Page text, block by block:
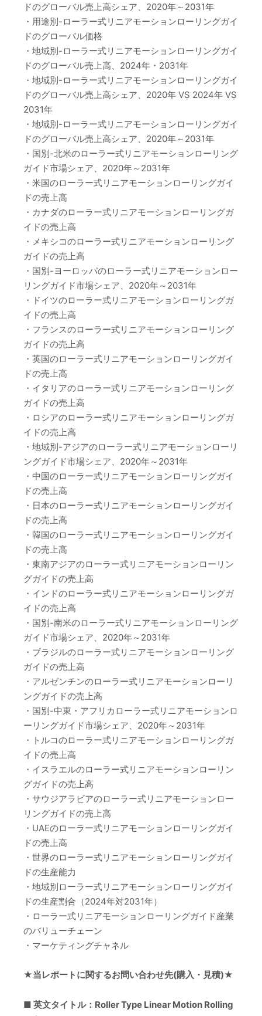
ドのグローバル売上高シェア、2020年～2031年
・用途別-ローラー式リニアモーションローリングガイ
ドのグローバル価格
・地域別-ローラー式リニアモーションローリングガイ
ドのグローバル売上高、2024年・2031年
・地域別-ローラー式リニアモーションローリングガイ
ドのグローバル売上高シェア、2020年 VS 2024年 VS
2031年
・地域別-ローラー式リニアモーションローリングガイ
ドのグローバル売上高シェア、2020年～2031年
・国別-北米のローラー式リニアモーションローリング
ガイド市場シェア、2020年～2031年
・米国のローラー式リニアモーションローリングガイ
ドの売上高
・カナダのローラー式リニアモーションローリングガ
イドの売上高
・メキシコのローラー式リニアモーションローリング
ガイドの売上高
・国別-ヨーロッパのローラー式リニアモーションロー
リングガイド市場シェア、2020年～2031年
・ドイツのローラー式リニアモーションローリングガ
イドの売上高
・フランスのローラー式リニアモーションローリング
ガイドの売上高
・英国のローラー式リニアモーションローリングガイ
ドの売上高
・イタリアのローラー式リニアモーションローリング
ガイドの売上高
・ロシアのローラー式リニアモーションローリングガ
イドの売上高
・地域別-アジアのローラー式リニアモーションローリ
ングガイド市場シェア、2020年～2031年
・中国のローラー式リニアモーションローリングガイ
ドの売上高
・日本のローラー式リニアモーションローリングガイ
ドの売上高
・韓国のローラー式リニアモーションローリングガイ
ドの売上高
・東南アジアのローラー式リニアモーションローリン
グガイドの売上高
・インドのローラー式リニアモーションローリングガ
イドの売上高
・国別-南米のローラー式リニアモーションローリング
ガイド市場シェア、2020年～2031年
・ブラジルのローラー式リニアモーションローリング
ガイドの売上高
・アルゼンチンのローラー式リニアモーションローリ
ングガイドの売上高
・国別-中東・アフリカローラー式リニアモーションロ
ーリングガイド市場シェア、2020年～2031年
・トルコのローラー式リニアモーションローリングガ
イドの売上高
・イスラエルのローラー式リニアモーションローリン
グガイドの売上高
・サウジアラビアのローラー式リニアモーションロー
リングガイドの売上高
・UAEのローラー式リニアモーションローリングガイ
ドの売上高
・世界のローラー式リニアモーションローリングガイ
ドの生産能力
・地域別ローラー式リニアモーションローリングガイ
ドの生産割合（2024年対2031年）
・ローラー式リニアモーションローリングガイド産業
のバリューチェーン
・マーケティングチャネル
★当レポートに関するお問い合わせ先(購入・見積)★
■ 英文タイトル：Roller Type Linear Motion Rolling